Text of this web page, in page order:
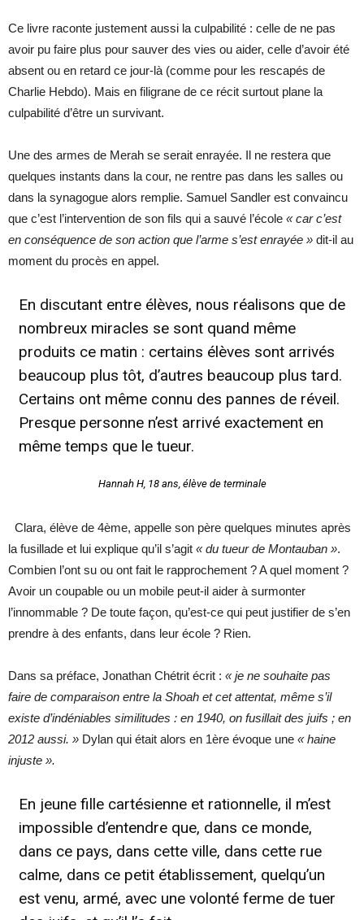
Ce livre raconte justement aussi la culpabilité : celle de ne pas
avoir pu faire plus pour sauver des vies ou aider, celle d’avoir été
absent ou en retard ce jour-là (comme pour les rescapés de
Charlie Hebdo). Mais en filigrane de ce récit surtout plane la
culpabilité d’être un survivant.
Une des armes de Merah se serait enrayée. Il ne restera que
quelques instants dans la cour, ne rentre pas dans les salles ou
dans la synagogue alors remplie. Samuel Sandler est convaincu
que c’est l’intervention de son fils qui a sauvé l’école « car c’est
en conséquence de son action que l’arme s’est enrayée » dit-il au
moment du procès en appel.
En discutant entre élèves, nous réalisons que de
nombreux miracles se sont quand même
produits ce matin : certains élèves sont arrivés
beaucoup plus tôt, d’autres beaucoup plus tard.
Certains ont même connu des pannes de réveil.
Presque personne n’est arrivé exactement en
même temps que le tueur.
Hannah H, 18 ans, élève de terminale
Clara, élève de 4ème, appelle son père quelques minutes après
la fusillade et lui explique qu’il s’agit « du tueur de Montauban ».
Combien l’ont su ou ont fait le rapprochement ? A quel moment ?
Avoir un coupable ou un mobile peut-il aider à surmonter
l’innommable ? De toute façon, qu’est-ce qui peut justifier de s’en
prendre à des enfants, dans leur école ? Rien.
Dans sa préface, Jonathan Chétrit écrit : « je ne souhaite pas
faire de comparaison entre la Shoah et cet attentat, même s’il
existe d’indéniables similitudes : en 1940, on fusillait des juifs ; en
2012 aussi. » Dylan qui était alors en 1ère évoque une « haine
injuste ».
En jeune fille cartésienne et rationnelle, il m’est
impossible d’entendre que, dans ce monde,
dans ce pays, dans cette ville, dans cette rue
calme, dans ce petit établissement, quelqu’un
est venu, armé, avec une volonté ferme de tuer